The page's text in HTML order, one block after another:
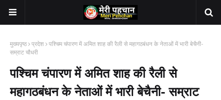
मुख्यपृष्ठ प्रदेश पश्चिम चंपारण में अमित शाह की रैली से महागठबंधन के नेताओं में भारी बेचैनी-
सम्राट चौधरी
पश्चिम चंपारण में अमित शाह की रैली से
महागठबंधन के नेताओं में भारी बेचैनी- सम्राट